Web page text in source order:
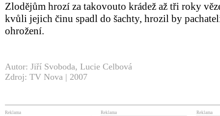
Zlodějům hrozí za takovouto krádež až tři roky
kvůli jejich činu spadl do šachty, hrozil by
ohrožení.
Autor: Jiří Svoboda, Lucie Celbová
Zdroj: TV Nova | 2007
Reklama Reklama Reklama